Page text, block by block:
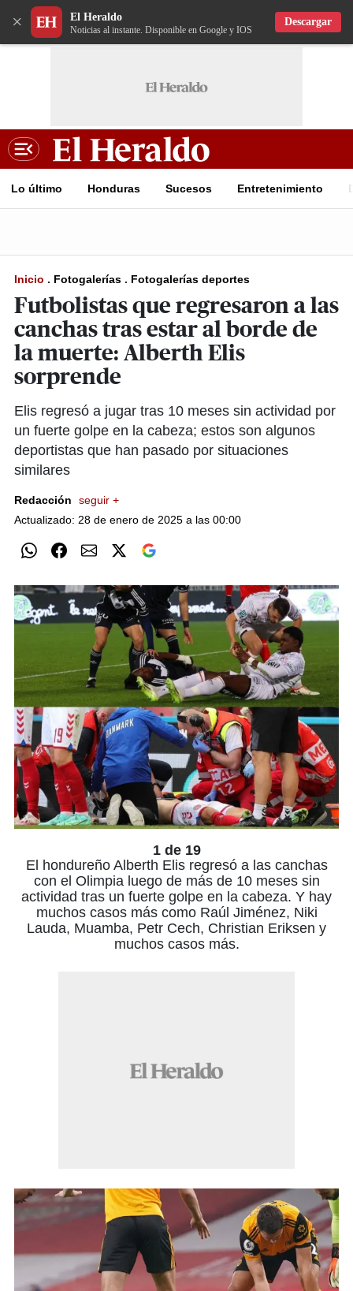
× El Heraldo
Noticias al instante. Disponible en Google y IOS
Descargar
Lo último Honduras Sucesos Entretenimiento
Inicio . Fotogalerías . Fotogalerías deportes
Futbolistas que regresaron a las
canchas tras estar al borde de
la muerte: Alberth Elis
sorprende
Elis regresó a jugar tras 10 meses sin actividad por
un fuerte golpe en la cabeza; estos son algunos
deportistas que han pasado por situaciones
similares
Redacción
seguir +
Actualizado: 28 de enero de 2025 a las 00:00
1 de 19
El hondureño Alberth Elis regresó a las canchas
con el Olimpia luego de más de 10 meses sin
actividad tras un fuerte golpe en la cabeza. Y hay
muchos casos más como Raúl Jiménez, Niki
Lauda, Muamba, Petr Cech, Christian Eriksen y
muchos casos más.